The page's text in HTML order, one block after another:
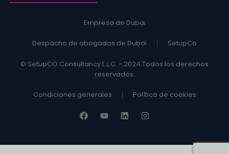
Empresa de Dubai
Despacho de abogados de Dubai SetupCo
© SetupCO Consultancy L.L.C. - 2024 Todos los derechos
reservados.
Condiciones generales Política de cookies